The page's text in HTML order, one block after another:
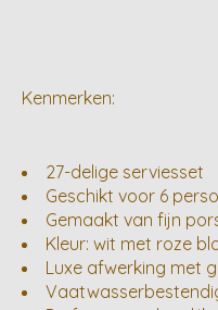
Kenmerken:
27-delige serviesset
Geschikt voor 6
Gemaakt van fijn
Kleur: wit met roze
Luxe afwerking met